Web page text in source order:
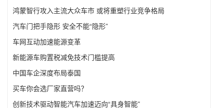
鸿蒙智行攻入主流大众车市 或将重塑行业竞争格局
汽车门把手隐形 安全不能“隐形”
车网互动加速能源变革
新能源车购置税减免技术门槛提高
中国车企深度布局泰国
买车你会选厂家直营吗？
创新技术驱动智能汽车加速迈向“具身智能”